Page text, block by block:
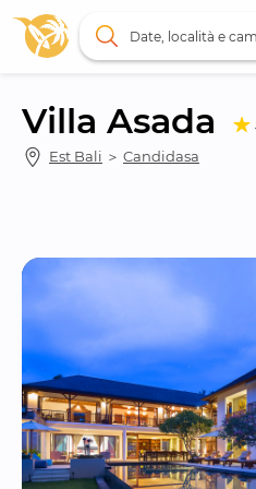
Villa Asada
Est Bali ＞ Candidasa